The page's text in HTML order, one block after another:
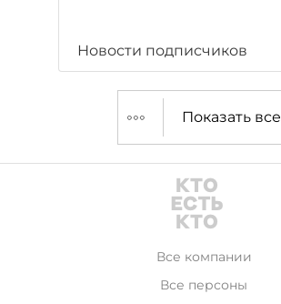
Новости подписчиков
Показать все
Все компании
Все персоны